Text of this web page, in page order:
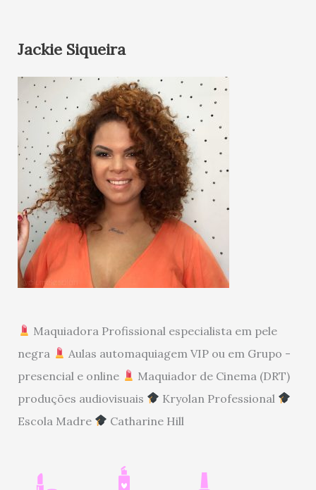
Jackie Siqueira
Maquiadora Profissional especialista em pele
negra
Aulas automaquiagem VIP ou em Grupo -
presencial e online
Maquiador de Cinema (DRT)
produções audiovisuais
Kryolan Professional
Escola Madre
Catharine Hill